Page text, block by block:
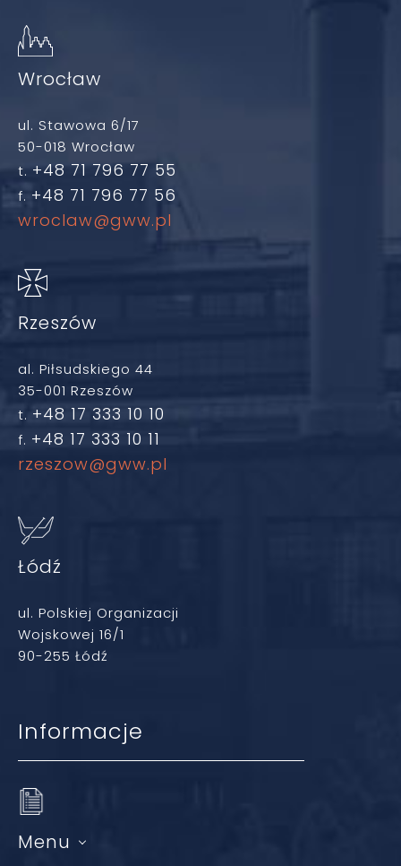
Wrocław
ul. Stawowa 6/17
50-018 Wrocław
t. +48 71 796 77 55
f. +48 71 796 77 56
wroclaw@gww.pl
Rzeszów
al. Piłsudskiego 44
35-001 Rzeszów
t. +48 17 333 10 10
f. +48 17 333 10 11
rzeszow@gww.pl
Łódź
ul. Polskiej Organizacji
Wojskowej 16/1
90-255 Łódź
Informacje
Menu